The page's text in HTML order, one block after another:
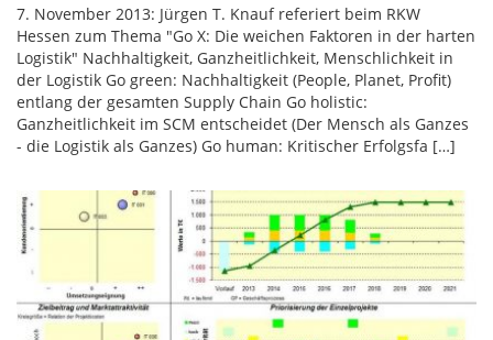
7. November 2013: Jürgen T. Knauf referiert beim RKW
Hessen zum Thema "Go X: Die weichen Faktoren in der harten
Logistik" Nachhaltigkeit, Ganzheitlichkeit, Menschlichkeit in
der Logistik Go green: Nachhaltigkeit (People, Planet, Profit)
entlang der gesamten Supply Chain Go holistic:
Ganzheitlichkeit im SCM entscheidet (Der Mensch als Ganzes
- die Logistik als Ganzes) Go human: Kritischer Erfolgsfa […]